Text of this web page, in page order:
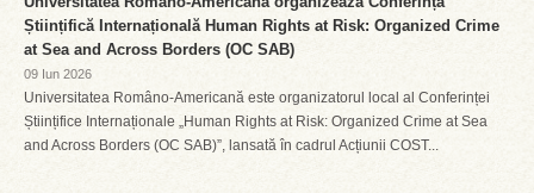
Științifică Internațională Human Rights at Risk: Organized Crime
at Sea and Across Borders (OC SAB)
09 Iun 2026
Universitatea Româno-Americană este organizatorul local al Conferinței
Științifice Internaționale „Human Rights at Risk: Organized Crime at Sea
and Across Borders (OC SAB)”, lansată în cadrul Acțiunii COST...